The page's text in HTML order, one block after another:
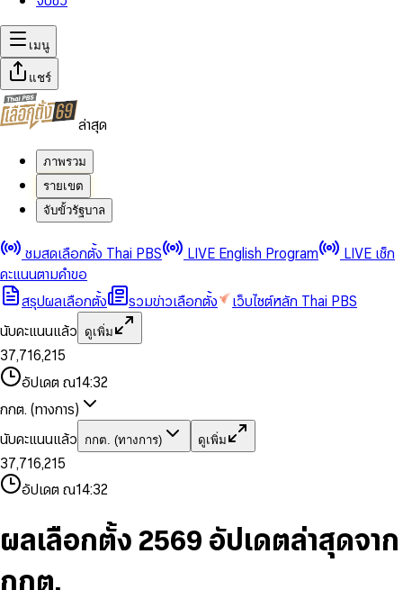
เมนู
แชร์
ล่าสุด
ภาพรวม
รายเขต
จับขั้วรัฐบาล
ชมสดเลือกตั้ง Thai PBS LIVE English Program
LIVE เช็ก
คะแนนตามคำขอ
สรุปผลเลือกตั้ง
รวมข่าวเลือกตั้ง
เว็บไซต์หลัก Thai PBS
นับคะแนนแล้ว
ดูเพิ่ม
0
1
2
3
4
5
6
8
9
0
1
2
3
4
5
6
7
8
9
,
0
1
2
4
6
7
8
9
0
1
2
3
4
5
6
7
8
9
0
1
3
5
6
7
8
9
,
1
2
4
5
7
8
9
0
1
3
4
6
7
8
9
0
2
3
4
5
7
8
อัปเดต ณ14:32
กกต. (ทางการ)
นับคะแนนแล้ว
กกต. (ทางการ) ดูเพิ่ม
0
1
2
3
4
5
7
8
0
1
2
4
5
6
7
8
9
,
0
1
2
4
6
7
8
9
0
1
2
3
5
6
8
0
1
3
5
6
7
8
,
1
2
4
6
7
9
0
1
3
5
6
8
0
2
3
4
5
7
9
อัปเดต ณ14:32
ผลเลือกตั้ง 2569 อัปเดตล่าสุดจาก
กกต.